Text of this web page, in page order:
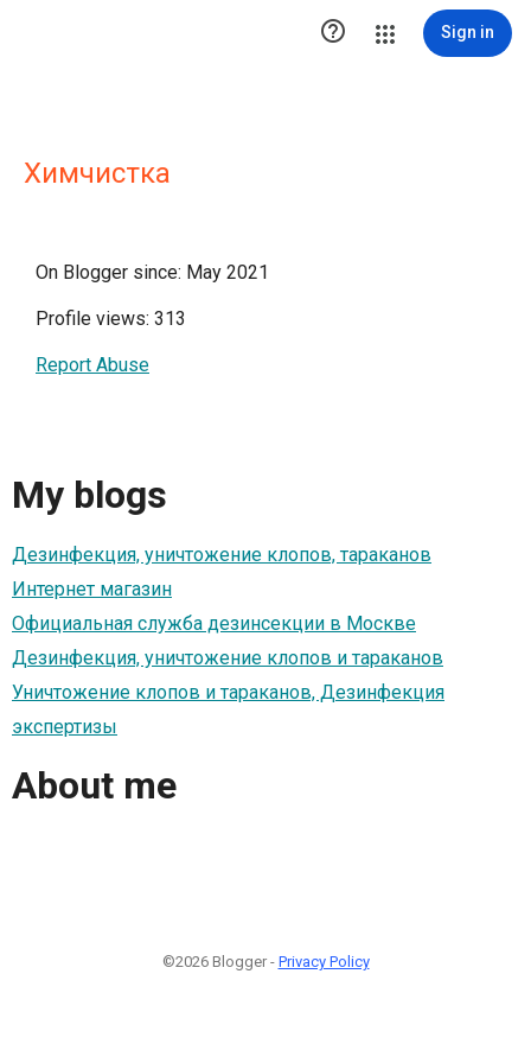
 Sign in
Химчистка
On Blogger since: May 2021
Profile views: 313
Report Abuse
My blogs
Дезинфекция, уничтожение клопов, тараканов
Интернет магазин
Официальная служба дезинсекции в Москве
Дезинфекция, уничтожение клопов и тараканов
Уничтожение клопов и тараканов, Дезинфекция
экспертизы
About me
©2026 Blogger - Privacy Policy